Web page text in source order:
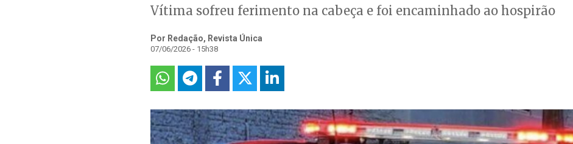
Vítima sofreu ferimento na cabeça e foi encaminhado ao hospirão
Por Redação, Revista Única
07/06/2026 - 15h38